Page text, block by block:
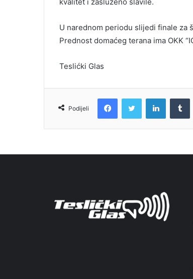
U narednom periodu slijedi finale za
Prednost domaćeg terana ima OKK
Teslićki Glas
Podijeli
FacebookTwitter LinkedIn